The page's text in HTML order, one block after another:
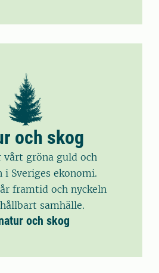
och skog
vårt gröna guld och
i Sveriges ekonomi.
framtid och nyckeln
samhälle.
och skog